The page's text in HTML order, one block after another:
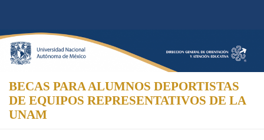
BECAS PARA ALUMNOS DEPORTISTAS
DE EQUIPOS REPRESENTATIVOS DE LA
UNAM